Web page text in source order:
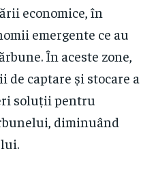
economice, în
emergente ce au
În aceste zone,
captare și stocare a
soluții pentru
diminuând